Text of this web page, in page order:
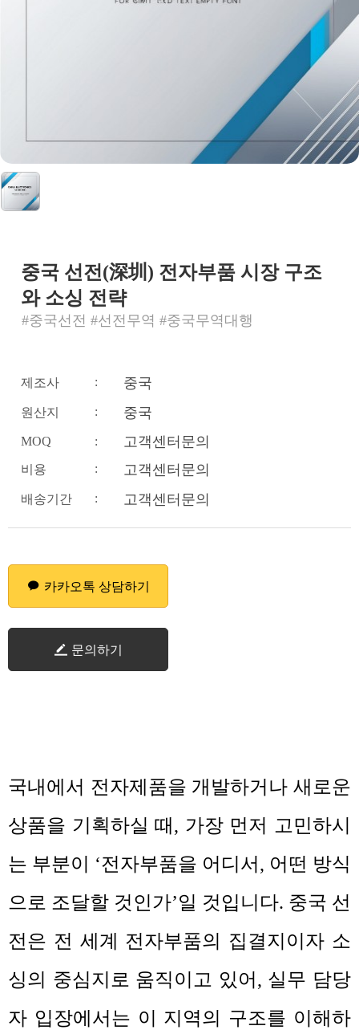
중국 선전(深圳) 전자부품 시장 구조
와 소싱 전략
#중국선전 #선전무역 #중국무역대행
제조사 : 중국
원산지 : 중국
MOQ : 고객센터문의
비용 : 고객센터문의
배송기간 : 고객센터문의
카카오톡 상담하기
문의하기
국내에서 전자제품을 개발하거나 새로운
상품을 기획하실 때 , 가장 먼저 고민하시
는 부분이
‘전자부품을 어디서, 어떤 방식
으로 조달할 것인가’일 것입니다. 중국 선
전은 전 세계 전자부품의 집결지이자 소
싱의 중심지로 움직이고 있어 , 실무 담당
자 입장에서는 이 지역의 구조를 이해하